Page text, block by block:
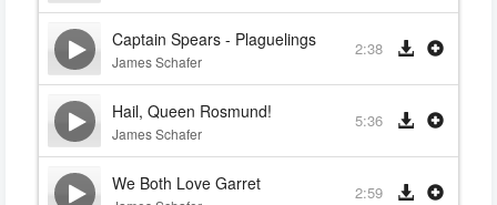
Captain Spears - Plaguelings
James Schafer
2:38
Hail, Queen Rosmund!
James Schafer
5:36
We Both Love Garret 2:59